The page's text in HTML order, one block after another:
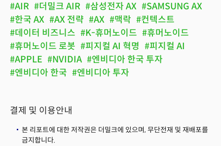
#AIR #더밀크 AIR #삼성전자 AX #SAMSUNG AX
#한국 AX #AX 전략 #AX #맥락 #컨텍스트
#데이터 비즈니스 #K-휴머노이드 #휴머노이드
#휴머노이드 로봇 #피지컬 AI 혁명 #피지컬 AI
#APPLE #NVIDIA #엔비디아 한국 투자
#엔비디아 한국 #엔비디아 투자
결제 및 이용안내
본 리포트에 대한 저작권은 더밀크에 있으며, 무단전재 및 재배포를
금지합니다.